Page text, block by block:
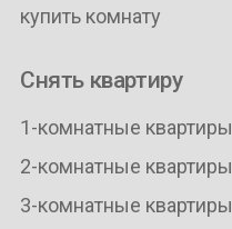
купить комнату
Снять квартиру
1-комнатные квартиры
2-комнатные квартиры
3-комнатные квартиры